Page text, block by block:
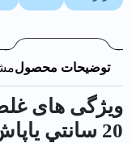
توضیحات محصول
ویژگی های
20 سانتي ياپاش